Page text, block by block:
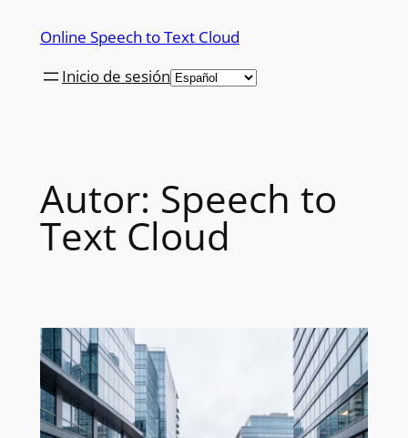
contenido
Online Speech to Text Cloud
Inicio de sesión
Autor: Speech to
Text Cloud